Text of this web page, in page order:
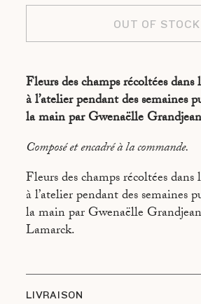
OUT OF STOCK
Fleurs des champs récoltées dans
à l’atelier pendant des semaines
la main par Gwenaëlle
Composé et encadré à la commande.
Fleurs des champs récoltées dans
à l’atelier pendant des semaines
la main par Gwenaëlle
Lamarck.
LIVRAISON